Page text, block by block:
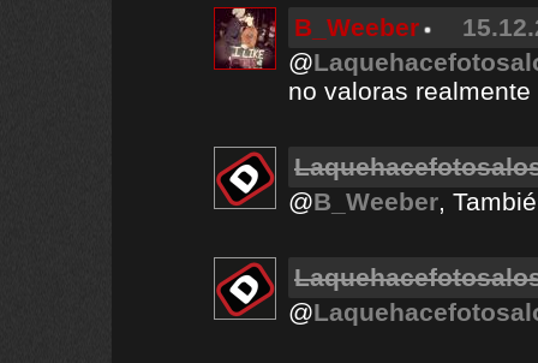
B_Weeber
@
no valoras
@B_Weeber,
@